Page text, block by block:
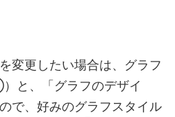
変更したい場合は、グラフ
と、「グラフのデザイ
で、好みのグラフスタイル